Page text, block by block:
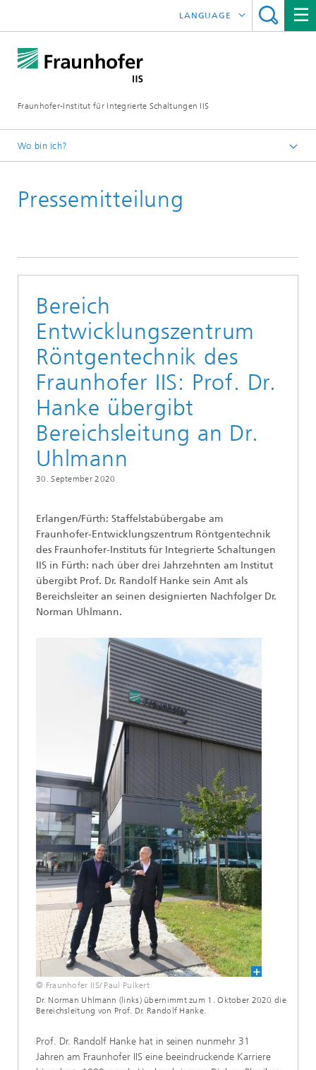
Fraunhofer-Institut für Integrierte Schaltungen IIS
LANGUAGE
中文
Wo bin ich?
News / Presse
Pressemitteilung
Bereich
Entwicklungszentrum
Röntgentechnik des
Fraunhofer IIS: Prof. Dr.
Hanke übergibt
Bereichsleitung an Dr.
Uhlmann
30. September 2020
Erlangen/Fürth: Staffelstabübergabe am
Fraunhofer-Entwicklungszentrum Röntgentechnik
des Fraunhofer-Instituts für Integrierte Schaltungen
IIS in Fürth: nach über drei Jahrzehnten am Institut
übergibt Prof. Dr. Randolf Hanke sein Amt als
Bereichsleiter an seinen designierten Nachfolger Dr.
Norman Uhlmann.
© Fraunhofer IIS/ Paul Pulkert
Dr. Norman Uhlmann (links) übernimmt zum 1. Oktober 2020 die
Bereichsleitung von Prof. Dr. Randolf Hanke.
Prof. Dr. Randolf Hanke hat in seinen nunmehr 31
Jahren am Fraunhofer IIS eine beeindruckende Karriere